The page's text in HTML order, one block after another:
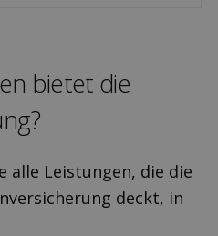
bietet die
alle Leistungen, die die
deckt, in